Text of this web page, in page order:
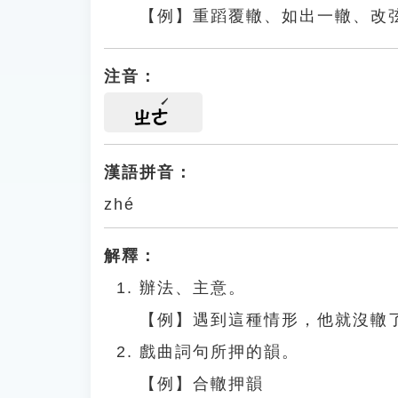
【例】重蹈覆轍、如出一轍、改
注音：
ㄓㄜ
漢語拼音：
zhé
解釋：
辦法、主意。
【例】遇到這種情形，他就沒轍
戲曲詞句所押的韻。
【例】合轍押韻